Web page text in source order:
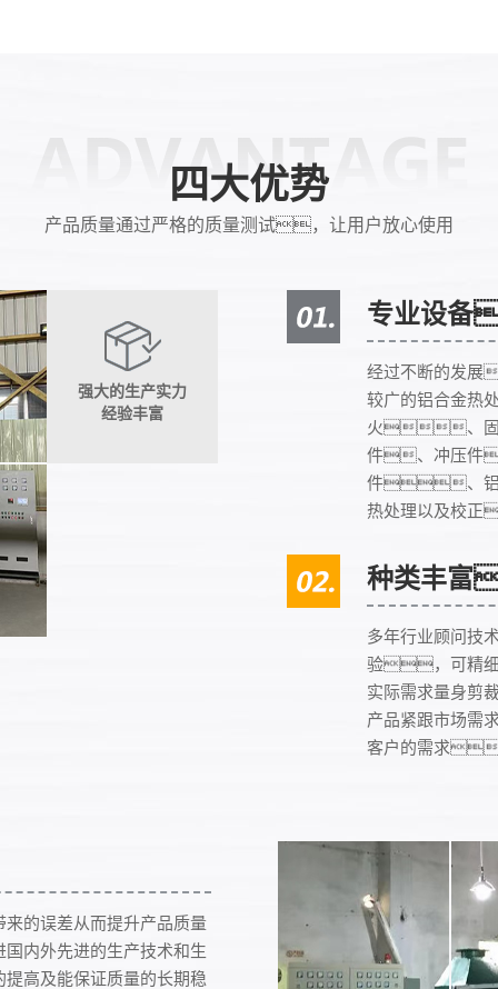
四大优势
产品质量通过严格的质量测试，让用户放心使用
强大的生产实力
经验丰富
专业设
经过不断的发
较广的铝合金
火、固
件、冲压件
件、铝
热处理以及校
种类丰
多年行业顾问技
验，可精细
实际需求量身
产品紧跟市场
客户的需求
的误差从而提升产品质量
内外先进的生产技术和生
高及能保证质量的长期稳